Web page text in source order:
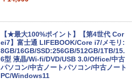
【★最大100%ポイント】【第4世代 Cor
ei7】富士通 LIFEBOOK/Core i7/メモリ:
8GB/16GB/SSD:256GB/512GB/1TB/15.
6型 液晶/Wi-fi/DVD/USB 3.0/Office/中古
パソコン/中古ノートパソコン/中古ノート
PC/Windows11